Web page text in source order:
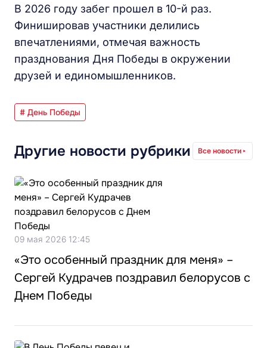
В 2026 году забег прошел в 10-й раз.
Финишировав участники делились
впечатлениями, отмечая важность
празднования Дня Победы в окружении
друзей и единомышленников.
# День Победы
Другие новости рубрики Все новости
09 мая 2026 12:45
«Это особенный праздник для меня» –
Сергей Кудрачев поздравил белорусов с
Днем Победы